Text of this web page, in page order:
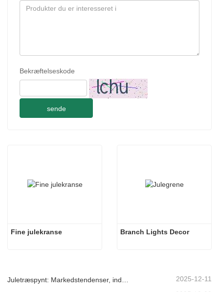
Bekræftelseskode
sende
Fine julekranse Branch Lights Decor
2025-12-11